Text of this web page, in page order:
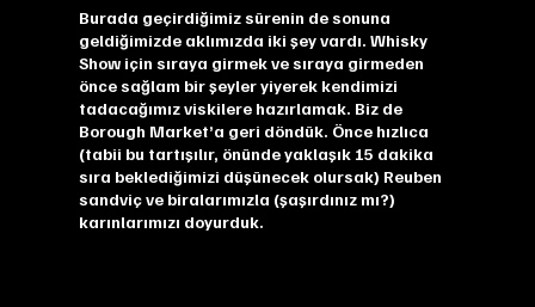
Burada geçirdiğimiz sürenin de sonuna
geldiğimizde aklımızda iki şey vardı. Whisky
Show için sıraya girmek ve sıraya girmeden
önce sağlam bir şeyler yiyerek kendimizi
tadacağımız viskilere hazırlamak. Biz de
Borough Market’a geri döndük. Önce hızlıca
(tabii bu tartışılır, önünde yaklaşık 15 dakika
sıra beklediğimizi düşünecek olursak) Reuben
sandviç ve biralarımızla (şaşırdınız mı?)
karınlarımızı doyurduk.